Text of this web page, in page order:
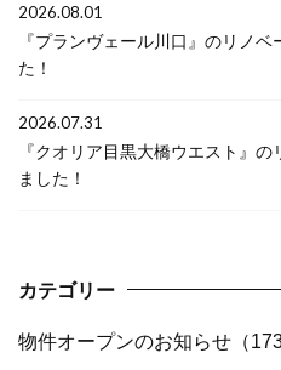
2026.08.01
『プランヴェール川口』のリノ
た！
2026.07.31
『クオリア目黒大橋ウエスト』
ました！
カテゴリー
物件オープンのお知らせ（173